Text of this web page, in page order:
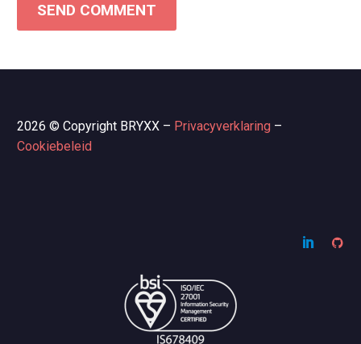
SEND COMMENT
2026 © Copyright BRYXX – Privacyverklaring –
Cookiebeleid